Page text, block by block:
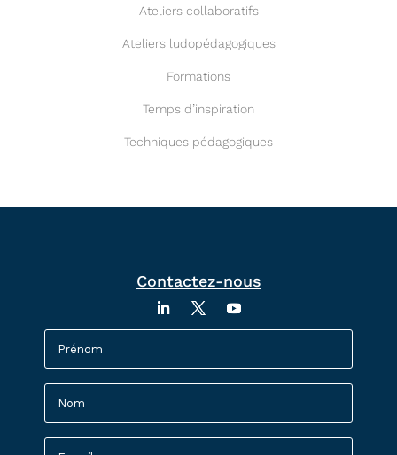
Ateliers collaboratifs
Ateliers ludopédagogiques
Formations
Temps d’inspiration
Techniques pédagogiques
Contactez-nous